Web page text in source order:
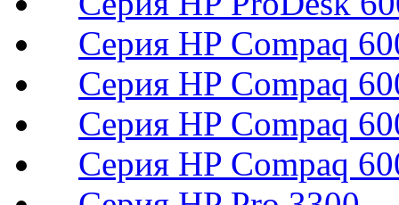
Серия HP Compaq
Серия HP Compaq
Серия HP Compaq
Серия HP Compaq